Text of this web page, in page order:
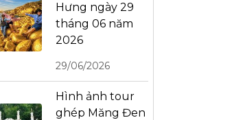
Hưng ngày 29
tháng 06 năm
2026
29/06/2026
Hình ảnh tour
ghép Măng Đen